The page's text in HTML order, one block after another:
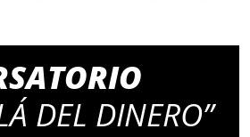
DEL DINERO”